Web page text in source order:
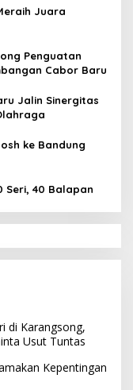
Juara
Penguatan
Cabor Baru
Jalin Sinergitas
ke Bandung
Seri, 40 Balapan
di Karangsong,
Usut Tuntas
Kepentingan